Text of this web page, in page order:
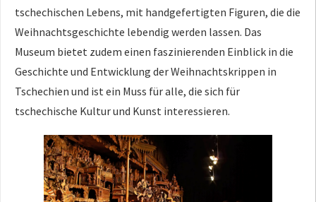
tschechischen Lebens, mit handgefertigten Figuren, die die
Weihnachtsgeschichte lebendig werden lassen. Das
Museum bietet zudem einen faszinierenden Einblick in die
Geschichte und Entwicklung der Weihnachtskrippen in
Tschechien und ist ein Muss für alle, die sich für
tschechische Kultur und Kunst interessieren.